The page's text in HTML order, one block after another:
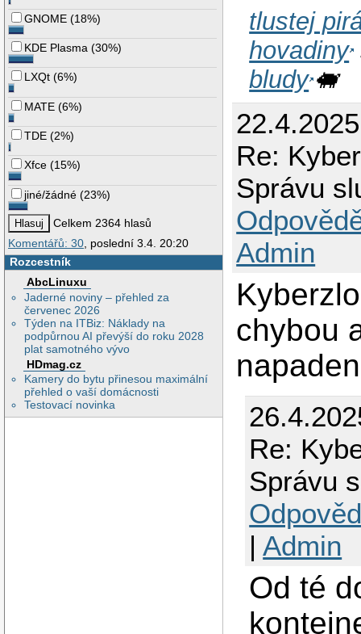
GNOME (18%)
KDE Plasma (30%)
LXQt (6%)
MATE (6%)
TDE (2%)
Xfce (15%)
jiné/žádné (23%)
Celkem 2364 hlasů
Komentářů: 30, poslední 3.4. 20:20
Rozcestník
AbcLinuxu
Jaderné noviny – přehled za
červenec 2026
Týden na ITBiz: Náklady na
podpůrnou AI převýší do roku 2028
plat samotného vývo
HDmag.cz
Kamery do bytu přinesou maximální
přehled o vaší domácnosti
Testovací novinka
tlustej
hovadiny
bludy 🐖
Re:
Správu
Admin
chybou
Re:
Správu
|Admin
Od té